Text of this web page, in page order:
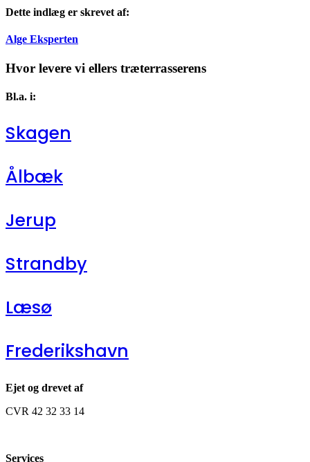
Dette indlæg er skrevet af:
Alge Eksperten
Hvor levere vi ellers træterrasserens
Bl.a. i:
Skagen
Ålbæk
Jerup
Strandby
Læsø
Frederikshavn
Ejet og drevet af
CVR 42 32 33 14
Services